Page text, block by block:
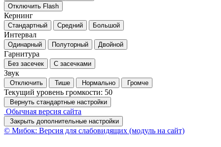
Отключить Flash
Кернинг
Стандартный Средний Большой
Интервал
Одинарный Полуторный Двойной
Гарнитура
Без засечек С засечками
Звук
Отключить Тише Нормально Громче
Текущий уровень громкости: 50
Вернуть стандартные настройки
Обычная версия сайта
Закрыть дополнительные настройки
© Мибок: Версия для слабовидящих (модуль на сайт)